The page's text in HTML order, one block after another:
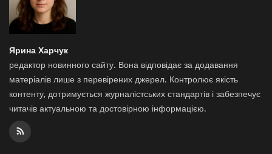
Ярина Харчук
редактор новинного сайту. Вона відповідає за додавання
матеріалів лише з перевірених джерел. Контролює якість
контенту, дотримується журналістських стандартів і забезпечує
читачів актуальною та достовірною інформацією.